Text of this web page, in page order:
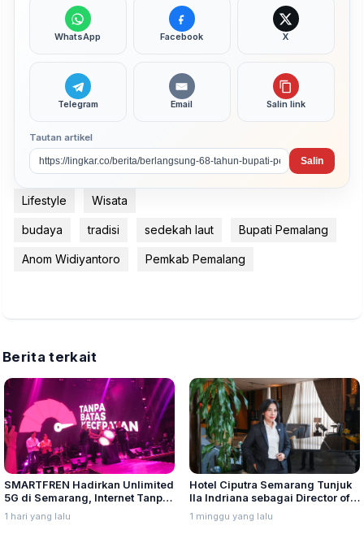
WhatsApp Facebook X
Telegram Email Salin link
Tautan artikel
Salin
Lifestyle Wisata
budaya tradisi sedekah laut Bupati Pemalang
Anom Widiyantoro Pemkab Pemalang
Berita terkait
SMARTFREN Hadirkan Unlimited
5G di Semarang, Internet Tanpa
Batas Kecepatan
1 hari yang lalu
Hotel Ciputra Semarang Tunjuk
Ila Indriana sebagai Director of
Sales & Marketing
1 minggu yang lalu